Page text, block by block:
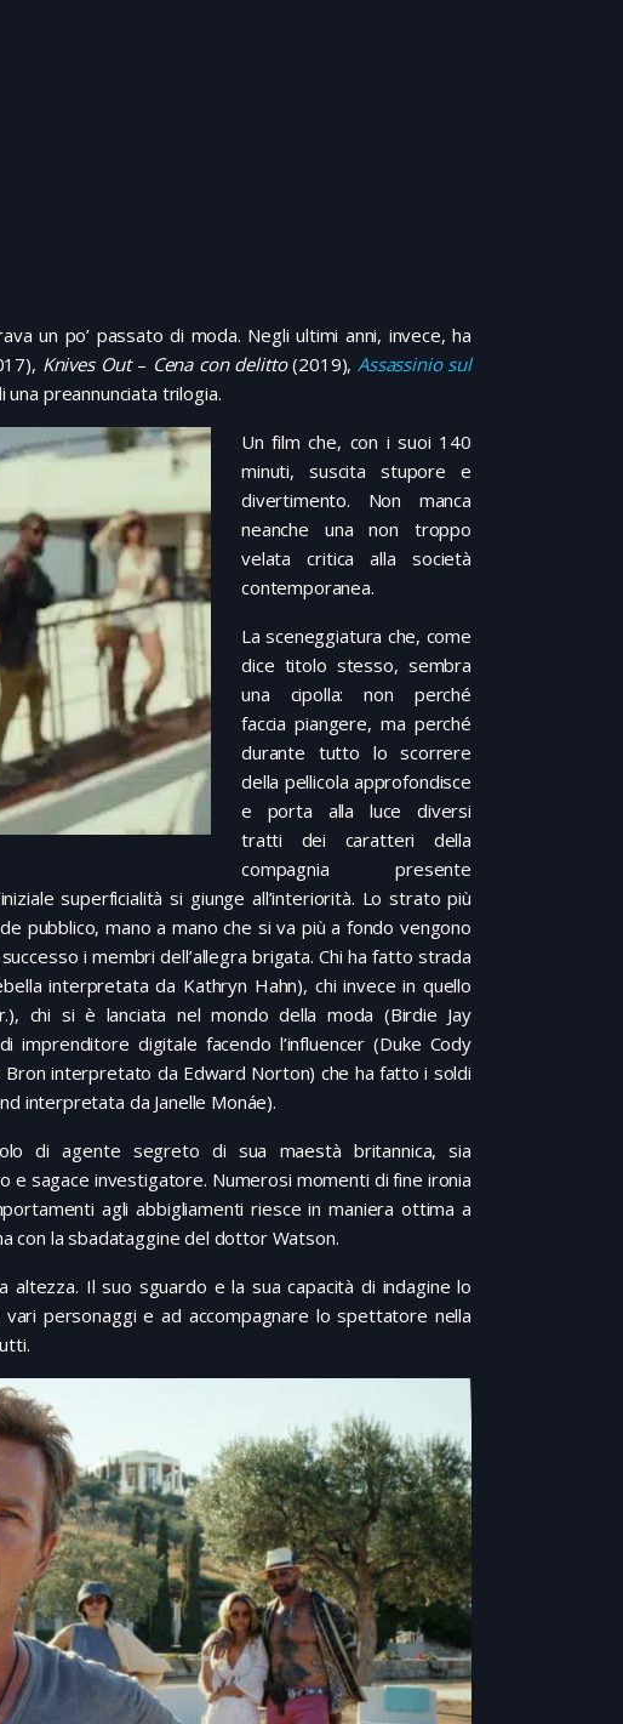
un po’ passato di moda. Negli ultimi anni, invece, ha
Knives Out– Cena con delitto(2019),Assassinio sul
una preannunciata trilogia.
Un film che, con i suoi 140
minuti, suscita stupore e
divertimento. Non manca
neanche una non troppo
velata critica alla società
contemporanea.
La sceneggiatura che, come
dice titolo stesso, sembra
una cipolla: non perché
faccia piangere, ma perché
durante tutto lo scorrere
della pellicola approfondisce
e porta alla luce diversi
tratti dei caratteri della
compagnia presente
superficialità si giunge all’interiorità. Lo strato più
pubblico, mano a mano che si va più a fondo vengono
i membri dell’allegra brigata. Chi ha fatto strada
interpretata da Kathryn Hahn), chi invece in quello
chi si è lanciata nel mondo della moda (Birdie Jay
digitale facendo l’influencer (Duke Cody
interpretato da Edward Norton) che ha fatto i soldi
interpretata da Janelle Monáe).
di agente segreto di sua maestà britannica, sia
sagace investigatore. Numerosi momenti di fine ironia
agli abbigliamenti riesce in maniera ottima a
con la sbadataggine del dottor Watson.
Il suo sguardo e la sua capacità di indagine lo
personaggi e ad accompagnare lo spettatore nella